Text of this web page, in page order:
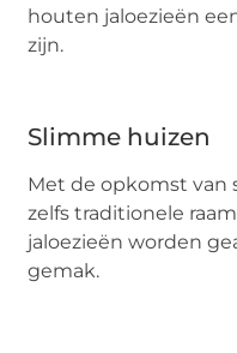
houten jaloezieën
zijn.
Slimme huizen
Met de opkomst
zelfs traditionele
jaloezieën worden
gemak.